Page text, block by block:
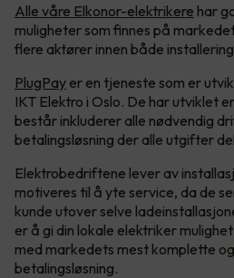
Alle våre Elkonor-elektrikere har
muligheter som finnes på
flere aktører innen både
PlugPay er en tjeneste som er
IKT Elektro i Oslo. De har utviklet
består inkluderer alle nødvendig
betalingsløsning der alle utgifter
Elektrobedriftene lever av
motiveres til å yte service, da de
kunde utover selve
er å gi din lokale elektriker
med markedets mest komplette
betalingsløsning.